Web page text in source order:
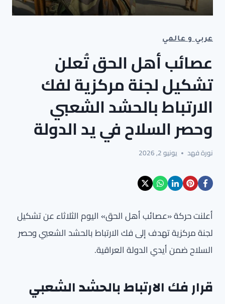
عربي و عالمي
عصائب أهل الحق تُعلن
تشكيل لجنة مركزية لفك
الارتباط بالحشد الشعبي
وحصر السلاح في يد الدولة
نورة فهد يونيو 2, 2026
أعلنت حركة «عصائب أهل الحق» اليوم الثلاثاء عن تشكيل
لجنة مركزية تهدف إلى فك الارتباط بالحشد الشعبي وحصر
السلاح ضمن أيدي الدولة العراقية.
قرار فك الارتباط بالحشد الشعبي